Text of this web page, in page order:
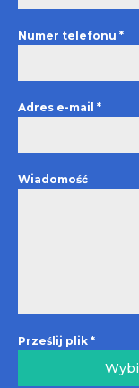
Numer telefonu *
Adres e-mail *
Wiadomość
Prześlij plik *